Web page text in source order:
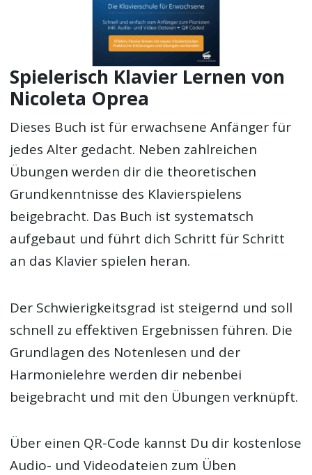
Spielerisch Klavier Lernen von
Nicoleta Oprea
Dieses Buch ist für erwachsene Anfänger für
jedes Alter gedacht. Neben zahlreichen
Übungen werden dir die theoretischen
Grundkenntnisse des Klavierspielens
beigebracht. Das Buch ist systematsch
aufgebaut und führt dich Schritt für Schritt
an das Klavier spielen heran.
Der Schwierigkeitsgrad ist steigernd und soll
schnell zu effektiven Ergebnissen führen. Die
Grundlagen des Notenlesen und der
Harmonielehre werden dir nebenbei
beigebracht und mit den Übungen verknüpft.
Über einen QR-Code kannst Du dir kostenlose
Audio- und Videodateien zum Üben